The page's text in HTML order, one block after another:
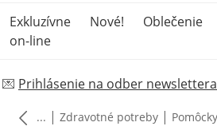
Exkluzívne
on-line
Nové! Oblečenie
💌 Prihlásenie na odber
... | Zdravotné potreby |